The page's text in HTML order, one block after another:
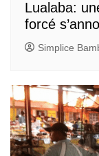
Lualaba:
forcé
Simplice